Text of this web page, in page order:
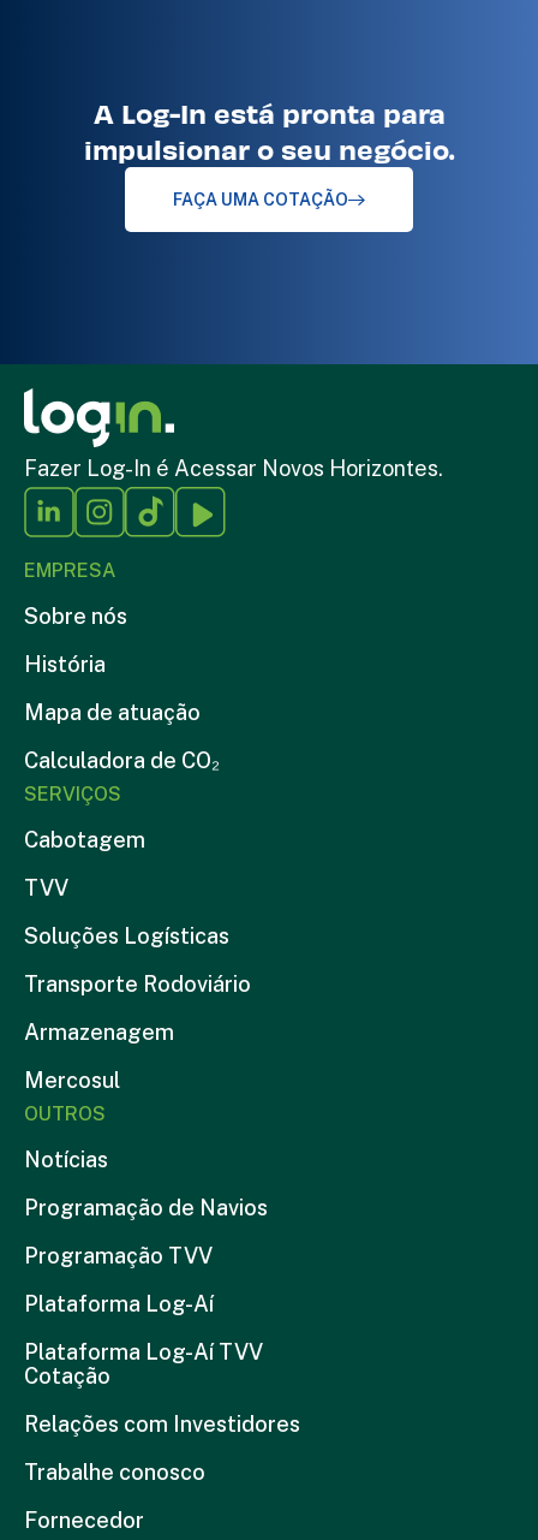
A Log-In está pronta para
impulsionar o seu negócio.
FAÇA UMA COTAÇÃO
Fazer Log-In é Acessar Novos Horizontes.
EMPRESA
Sobre nós
História
Mapa de atuação
Calculadora de CO₂
SERVIÇOS
Cabotagem
TVV
Soluções Logísticas
Transporte Rodoviário
Armazenagem
Mercosul
OUTROS
Notícias
Programação de Navios
Programação TVV
Plataforma Log-Aí
Plataforma Log-Aí TVV
Cotação
Relações com Investidores
Trabalhe conosco
Fornecedor